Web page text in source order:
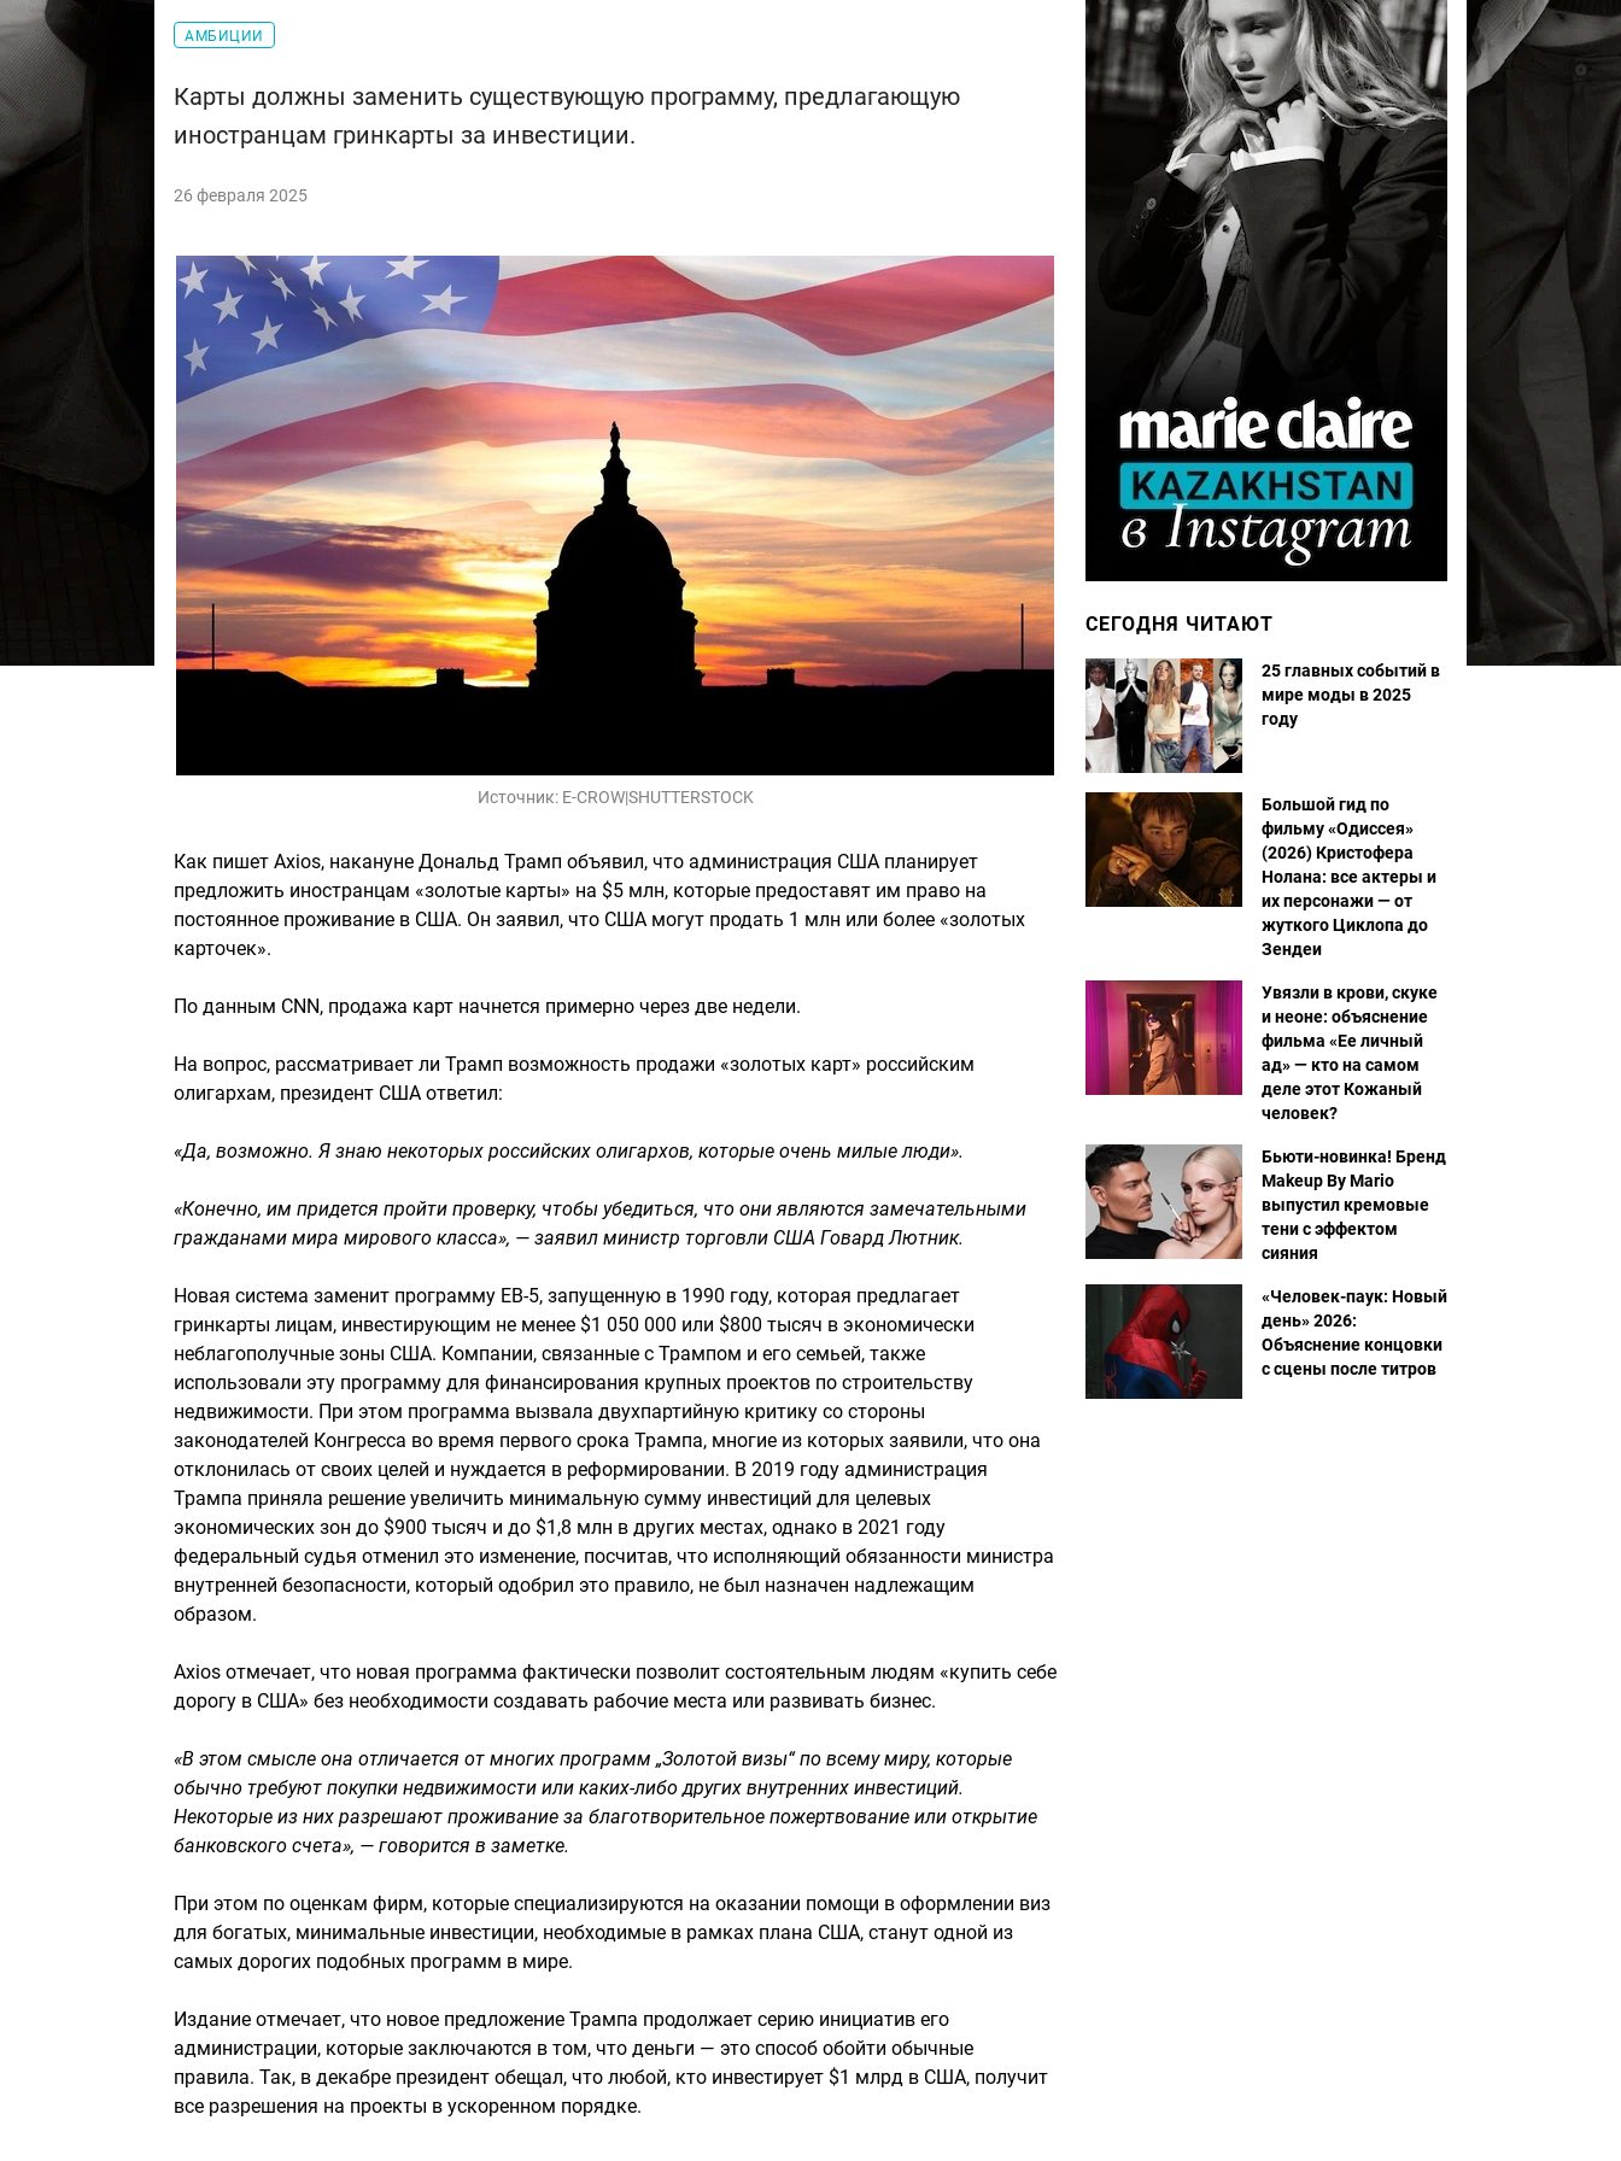
АМБИЦИИ
Карты должны заменить существующую программу, предлагающую
иностранцам гринкарты за инвестиции.
26 февраля 2025
Источник: E-CROW|SHUTTERSTOCK
Как пишет Axios, накануне Дональд Трамп объявил, что администрация США планирует
предложить иностранцам «золотые карты» на $5 млн, которые предоставят им право на
постоянное проживание в США. Он заявил, что США могут продать 1 млн или более «золотых
карточек».
По данным CNN, продажа карт начнется примерно через две недели.
На вопрос, рассматривает ли Трамп возможность продажи «золотых карт» российским
олигархам, президент США ответил:
«Да, возможно. Я знаю некоторых российских олигархов, которые очень милые люди».
«Конечно, им придется пройти проверку, чтобы убедиться, что они являются замечательными
гражданами мира мирового класса», — заявил министр торговли США Говард Лютник.
Новая система заменит программу EB-5, запущенную в 1990 году, которая предлагает
гринкарты лицам, инвестирующим не менее $1 050 000 или $800 тысяч в экономически
неблагополучные зоны США. Компании, связанные с Трампом и его семьей, также
использовали эту программу для финансирования крупных проектов по строительству
недвижимости. При этом программа вызвала двухпартийную критику со стороны
законодателей Конгресса во время первого срока Трампа, многие из которых заявили, что она
отклонилась от своих целей и нуждается в реформировании. В 2019 году администрация
Трампа приняла решение увеличить минимальную сумму инвестиций для целевых
экономических зон до $900 тысяч и до $1,8 млн в других местах, однако в 2021 году
федеральный судья отменил это изменение, посчитав, что исполняющий обязанности министра
внутренней безопасности, который одобрил это правило, не был назначен надлежащим
образом.
Axios отмечает, что новая программа фактически позволит состоятельным людям «купить себе
дорогу в США» без необходимости создавать рабочие места или развивать бизнес.
«В этом смысле она отличается от многих программ „Золотой визы“ по всему миру, которые
обычно требуют покупки недвижимости или каких-либо других внутренних инвестиций.
Некоторые из них разрешают проживание за благотворительное пожертвование или открытие
банковского счета», — говорится в заметке.
При этом по оценкам фирм, которые специализируются на оказании помощи в оформлении виз
для богатых, минимальные инвестиции, необходимые в рамках плана США, станут одной из
самых дорогих подобных программ в мире.
Издание отмечает, что новое предложение Трампа продолжает серию инициатив его
администрации, которые заключаются в том, что деньги — это способ обойти обычные
правила. Так, в декабре президент обещал, что любой, кто инвестирует $1 млрд в США, получит
все разрешения на проекты в ускоренном порядке.
СЕГОДНЯ ЧИТАЮТ
25 главных событий в
мире моды в 2025
году
Большой гид по
фильму «Одиссея»
(2026) Кристофера
Нолана: все актеры и
их персонажи — от
жуткого Циклопа до
Зендеи
Увязли в крови, скуке
и неоне: объяснение
фильма «Ее личный
ад» — кто на самом
деле этот Кожаный
человек?
Бьюти-новинка! Бренд
Makeup By Mario
выпустил кремовые
тени с эффектом
сияния
«Человек-паук: Новый
день» 2026:
Объяснение концовки
с сцены после титров